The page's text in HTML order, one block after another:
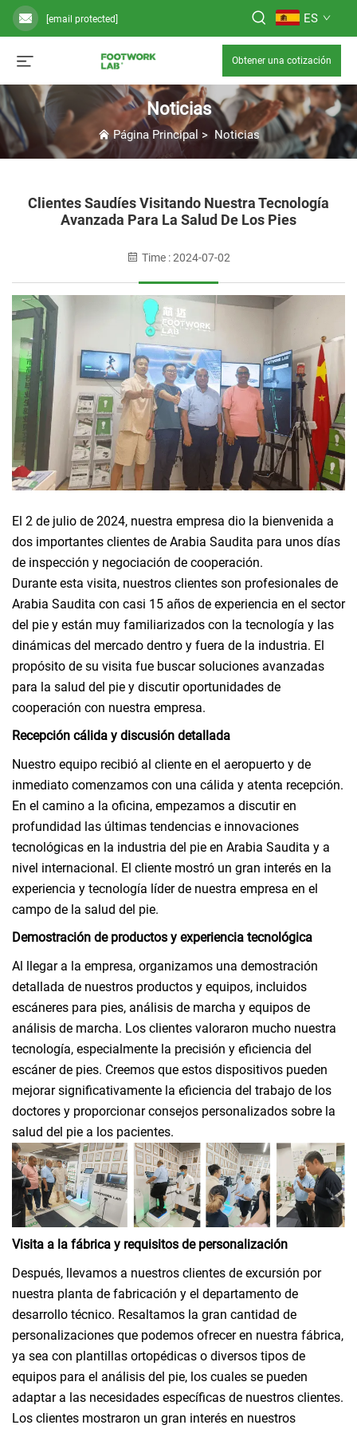
[email protected] ES
Obtener una cotización
Noticias
Página Principal > Noticias
Clientes Saudíes Visitando Nuestra Tecnología
Avanzada Para La Salud De Los Pies
Time : 2024-07-02
El 2 de julio de 2024, nuestra empresa dio la bienvenida a
dos importantes clientes de Arabia Saudita para unos días
de inspección y negociación de cooperación.
Durante esta visita, nuestros clientes son profesionales de
Arabia Saudita con casi 15 años de experiencia en el sector
del pie y están muy familiarizados con la tecnología y las
dinámicas del mercado dentro y fuera de la industria. El
propósito de su visita fue buscar soluciones avanzadas
para la salud del pie y discutir oportunidades de
cooperación con nuestra empresa.
Recepción cálida y discusión detallada
Nuestro equipo recibió al cliente en el aeropuerto y de
inmediato comenzamos con una cálida y atenta recepción.
En el camino a la oficina, empezamos a discutir en
profundidad las últimas tendencias e innovaciones
tecnológicas en la industria del pie en Arabia Saudita y a
nivel internacional. El cliente mostró un gran interés en la
experiencia y tecnología líder de nuestra empresa en el
campo de la salud del pie.
Demostración de productos y experiencia tecnológica
Al llegar a la empresa, organizamos una demostración
detallada de nuestros productos y equipos, incluidos
escáneres para pies, análisis de marcha y equipos de
análisis de marcha. Los clientes valoraron mucho nuestra
tecnología, especialmente la precisión y eficiencia del
escáner de pies. Creemos que estos dispositivos pueden
mejorar significativamente la eficiencia del trabajo de los
doctores y proporcionar consejos personalizados sobre la
salud del pie a los pacientes.
Visita a la fábrica y requisitos de personalización
Después, llevamos a nuestros clientes de excursión por
nuestra planta de fabricación y el departamento de
desarrollo técnico. Resaltamos la gran cantidad de
personalizaciones que podemos ofrecer en nuestra fábrica,
ya sea con plantillas ortopédicas o diversos tipos de
equipos para el análisis del pie, los cuales se pueden
adaptar a las necesidades específicas de nuestros clientes.
Los clientes mostraron un gran interés en nuestros